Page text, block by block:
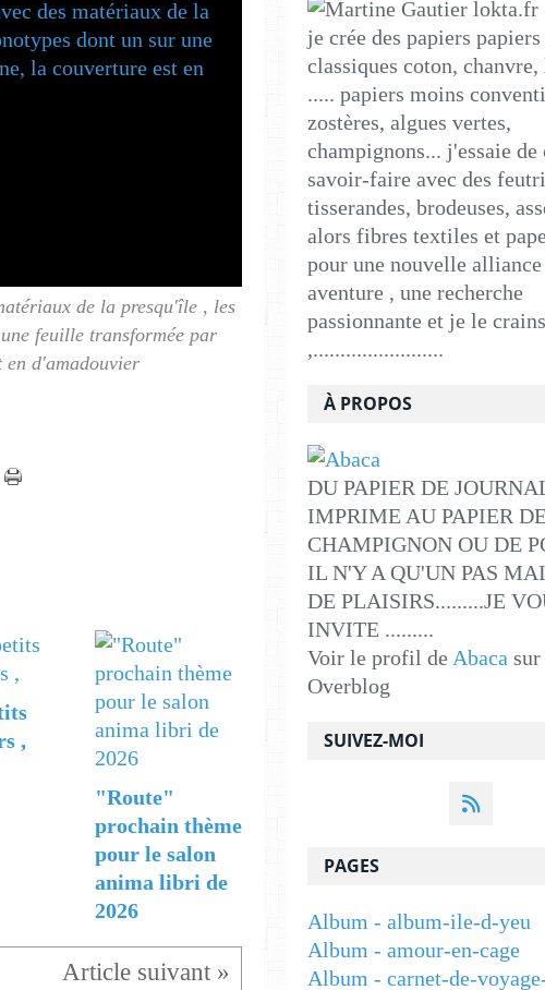
de la presqu'île , les
feuille transformée par
en d'amadouvier
,
"Route"
prochain thème
pour le salon
anima libri de
2026
SUIVEZ-MOI
je crée des papiers papiers
classiques coton, chanvre,
..... papiers moins
zostères, algues vertes,
champignons... j'essaie de
savoir-faire avec des
tisserandes, brodeuses,
alors fibres textiles et
pour une nouvelle alliance
aventure , une recherche
passionnante et je le
,........................
À PROPOS
DU PAPIER DE
IMPRIME AU PAPIER
CHAMPIGNON OU DE
IL N'Y A QU'UN PAS
DE PLAISIRS.........JE
INVITE .........
Voir le profil de Abaca
Overblog
PAGES
Album - album-ile-d-yeu
Album - amour-en-cage
Album - carnet-de-